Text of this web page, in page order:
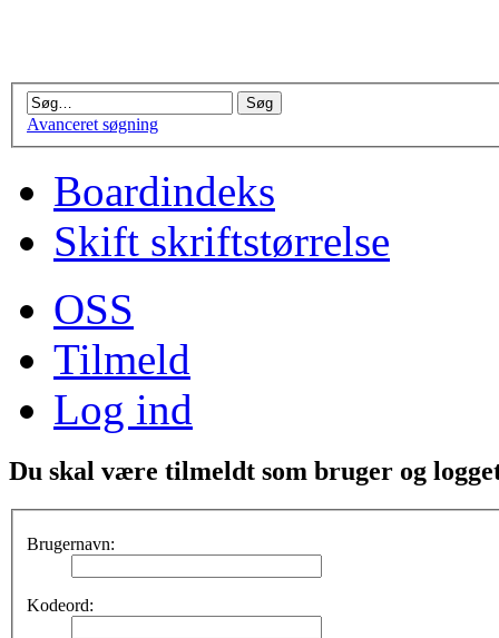
Avanceret søgning
Boardindeks
Skift skriftstørrelse
OSS
Tilmeld
Log ind
Du skal være tilmeldt som bruger og
Brugernavn:
Kodeord: